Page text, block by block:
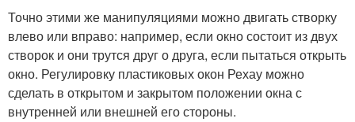
Точно этими же манипуляциями можно двигать створку
влево или вправо: например, если окно состоит из двух
створок и они трутся друг о друга, если пытаться открыть
окно. Регулировку пластиковых окон Рехау можно
сделать в открытом и закрытом положении окна с
внутренней или внешней его стороны.